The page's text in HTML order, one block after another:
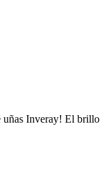
Inveray! El